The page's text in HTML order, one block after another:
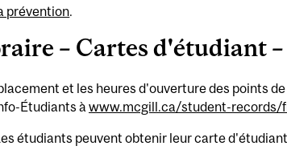
prévention.
– Cartes d'étudiant
et les heures d'ouverture des points
Étudiants à www.mcgill.ca/student-records/
étudiants peuvent obtenir leur carte